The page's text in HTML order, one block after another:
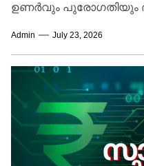
ഉണർവും പുരോഗതിയും
സാഹചര്യങ്ങൾ
കൊണ്ടുനടക്കുന്ന
Admin July 23, 2026